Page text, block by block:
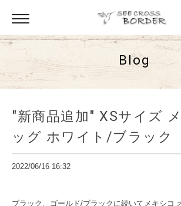
Blog
"新商品追加" XSサイズ
ッグ ホワイト/ブラック
2022/06/16 16:32
ブラック、ゴールド/ブラックに続いてメキシコ